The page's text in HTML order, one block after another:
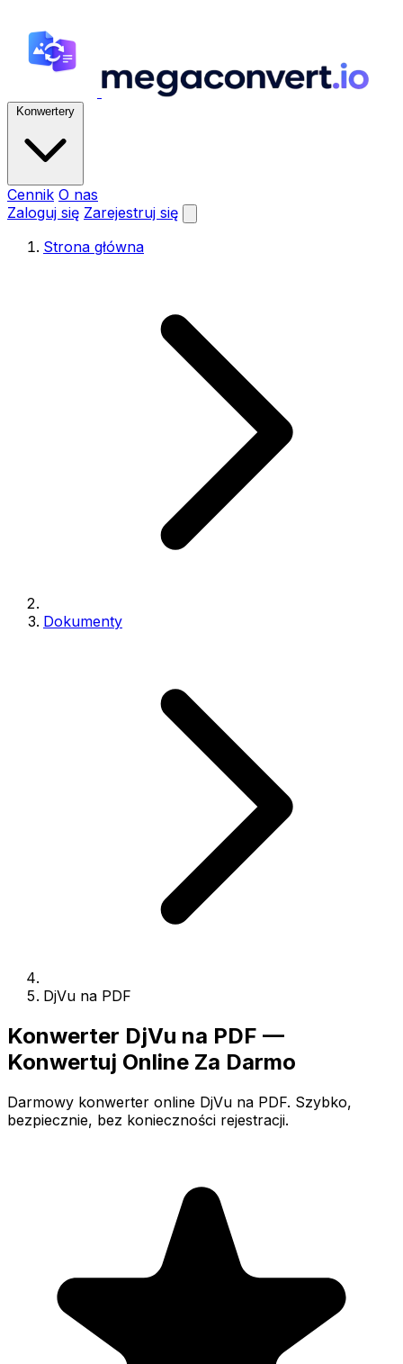
Konwertery
Cennik O nas
Zaloguj się Zarejestruj się
Strona główna
Dokumenty
DjVu na PDF
Konwerter DjVu na PDF —
Konwertuj Online Za Darmo
Darmowy konwerter online DjVu na PDF. Szybko,
bezpiecznie, bez konieczności rejestracji.